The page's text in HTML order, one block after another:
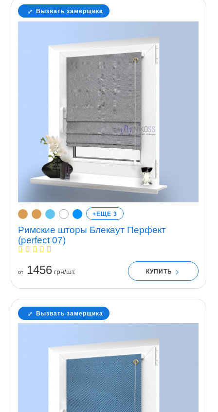
Вызвать замерщика
+ЕЩЕ 3
Римские шторы Блекаут Перфект
(perfect 07)
от1456грн/шт. КУПИТЬ
Вызвать замерщика